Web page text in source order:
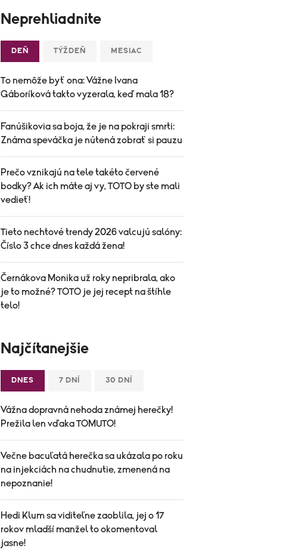
Neprehliadnite
DEŇ TÝŽDEŇ MESIAC
To nemôže byť ona: Vážne Ivana
Gáboríková takto vyzerala, keď mala 18?
Fanúšikovia sa boja, že je na pokraji smrti:
Známa speváčka je nútená zobrať si pauzu
Prečo vznikajú na tele takéto červené
bodky? Ak ich máte aj vy, TOTO by ste mali
vedieť!
Tieto nechtové trendy 2026 valcujú salóny:
Číslo 3 chce dnes každá žena!
Černákova Monika už roky nepribrala, ako
je to možné? TOTO je jej recept na štíhle
telo!
Najčítanejšie
DNES 7 DNÍ 30 DNÍ
Vážna dopravná nehoda známej herečky!
Prežila len vďaka TOMUTO!
Večne bacuľatá herečka sa ukázala po roku
na injekciách na chudnutie, zmenená na
nepoznanie!
Hedi Klum sa viditeľne zaoblila, jej o 17
rokov mladší manžel to okomentoval
jasne!